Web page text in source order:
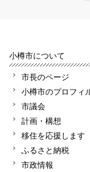
小樽市について
市長のページ
小樽市のプロフィ
市議会
計画・構想
移住を応援します
ふるさと納税
市政情報